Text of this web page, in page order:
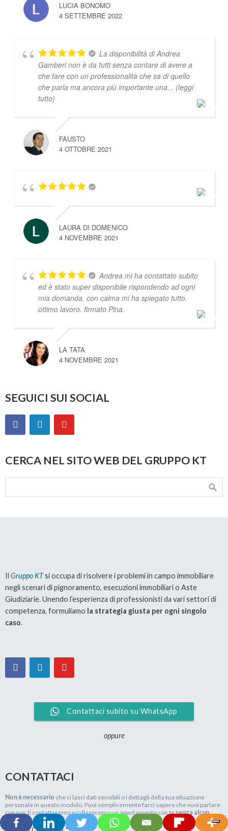
LUCIA BONOMO
4 SETTEMBRE 2022
La disponibilità di Andrea
Gamberi non è da tutti senza contare di avere a
che fare con un professionalità che sa di quello
che parla ma ancora più importante una... (leggi
tutto)
FAUSTO
4 OTTOBRE 2021
LAURA DI DOMENICO
4 NOVEMBRE 2021
Andrea mi ha contattato subito
ed è stato super disponibile rispondendo ad ogni
mia domanda, con calma mi ha spiegato tutto.
ottimo lavoro. firmato Pina.
LA TATA
4 NOVEMBRE 2021
SEGUICI SUI SOCIAL
CERCA NEL SITO WEB DEL GRUPPO KT
Il Gruppo KTsi occupa di risolvere i problemi in campo immobiliare
negli scenari di pignoramento, esecuzioni immobiliari o Aste
Giudiziarie. Unendo l’esperienza di professionisti da vari settori di
competenza, formuliamo la strategia giusta per ogni singolo
caso.
Contattaci subito su WhatsApp
oppure
CONTATTACI
Non è necessario che ci lasci dati sensibili o i dettagli della tua situazione
personale in questo modulo. Puoi semplicemente farci sapere che vuoi parlare
con noi, ti contatteremo e/o fisseremo un apputamento con tesenza alcun
impegno
.